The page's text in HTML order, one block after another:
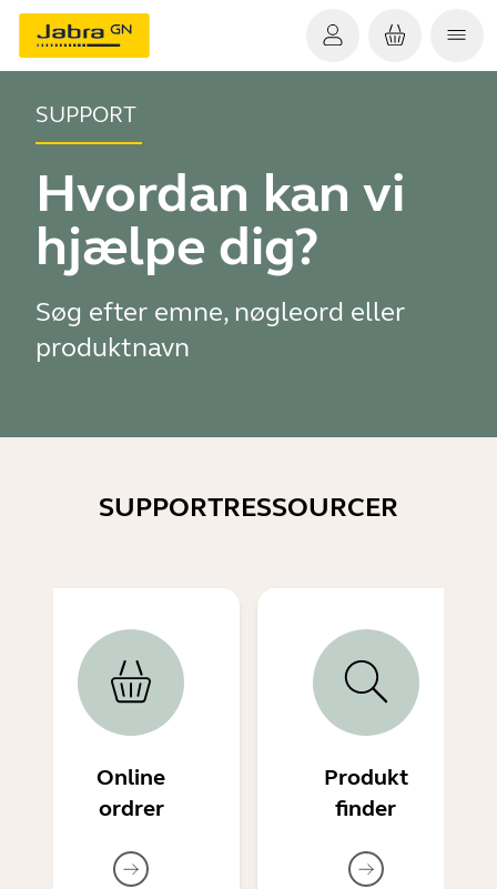
SUPPORT
Hvordan kan vi
hjælpe dig?
Søg efter emne, nøgleord eller
produktnavn
SUPPORTRESSOURCER
Online
ordrer
Produkt
finder